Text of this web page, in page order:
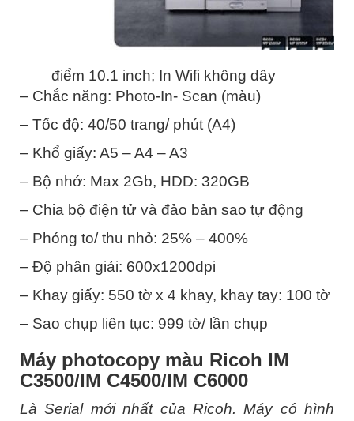
điểm 10.1 inch; In Wifi không dây
– Chắc năng: Photo-In- Scan (màu)
– Tốc độ: 40/50 trang/ phút (A4)
– Khổ giấy: A5 – A4 – A3
– Bộ nhớ: Max 2Gb, HDD: 320GB
– Chia bộ điện tử và đảo bản sao tự động
– Phóng to/ thu nhỏ: 25% – 400%
– Độ phân giải: 600x1200dpi
– Khay giấy: 550 tờ x 4 khay, khay tay: 100 tờ
– Sao chụp liên tục: 999 tờ/ lần chụp
Máy photocopy màu Ricoh IM
C3500/IM C4500/IM C6000
Là Serial mới nhất của Ricoh. Máy có hình